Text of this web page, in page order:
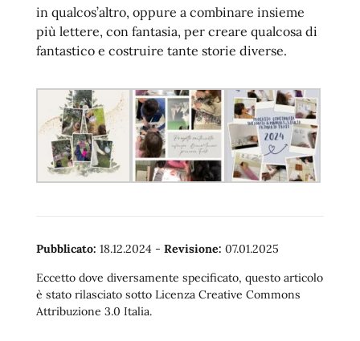
in qualcos’altro, oppure a combinare insieme
più lettere, con fantasia, per creare qualcosa di
fantastico e costruire tante storie diverse.
Pubblicato: 18.12.2024 - Revisione: 07.01.2025
Eccetto dove diversamente specificato, questo articolo
è stato rilasciato sotto Licenza Creative Commons
Attribuzione 3.0 Italia.